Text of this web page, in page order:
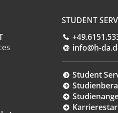
STUDENT
info@h-da.
Student